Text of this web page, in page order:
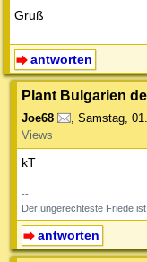
Gruß
antworten
Plant Bulgarien
Joe68 , Samstag,
Views
kT
--
Der ungerechteste Friede
antworten